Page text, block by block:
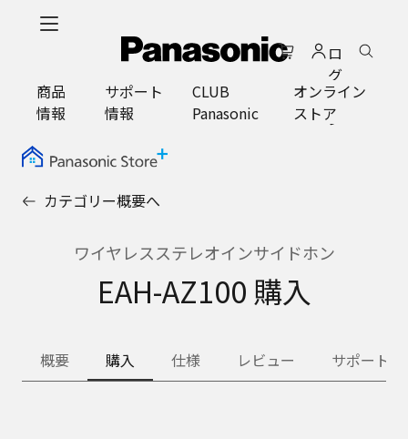
ロ
グ
イ
ン
商品
情報
サポート
情報
CLUB
Panasonic
オンライン
ストア
カテゴリー概要へ
ワイヤレスステレオインサイドホン
EAH-AZ100 購入
概要 購入 仕様 レビュー サポート